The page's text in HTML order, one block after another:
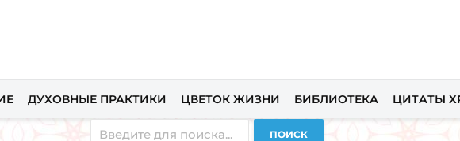
ДУХОВНЫЕ ПРАКТИКИ ЦВЕТОК ЖИЗНИ БИБЛИОТЕКА ЦИТАТЫ
ПОИСК